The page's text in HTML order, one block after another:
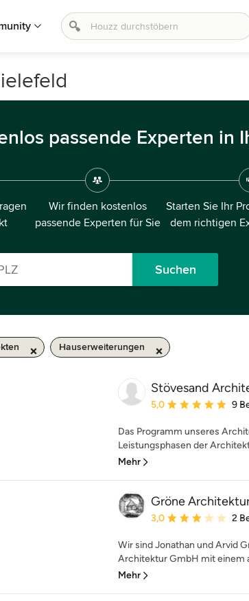
passende Experten in
Wir finden kostenlos
passende Experten für Sie
Starten Sie Ihr
dem richtigen
Suchen
Hauserweiterungen
Stövesand
Durchschnittliche
5,0 9
Das Programm unseres
Leistungsphasen der
Mehr
Gröne
Durchschnittliche
3,0 2
Wir sind Jonathan und Arvid
Architektur GmbH mit einem
Mehr